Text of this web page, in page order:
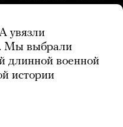
увязли
Мы выбрали
длинной военной
истории